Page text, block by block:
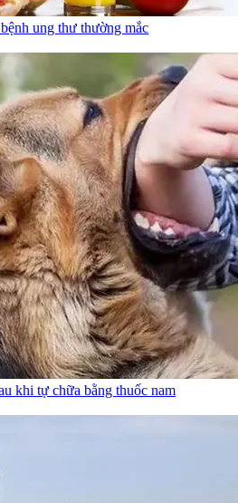
ung thư thường mắc
khi tự chữa bằng thuốc nam